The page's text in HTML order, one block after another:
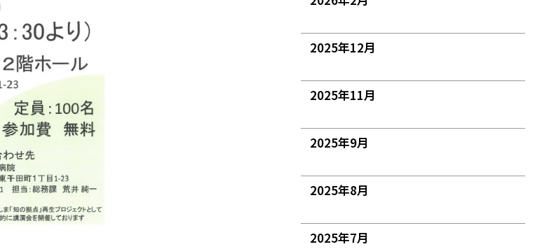
2025年12月
2025年11月
2025年9月
2025年8月
2025年7月